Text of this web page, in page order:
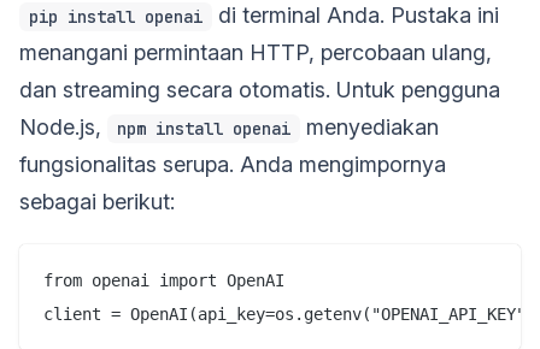
pip install openai
di terminal Anda. Pustaka ini
menangani permintaan HTTP, percobaan ulang,
dan streaming secara otomatis. Untuk pengguna
Node.js,
npm install openai
menyediakan
fungsionalitas serupa. Anda mengimpornya
sebagai berikut:
from openai import OpenAI